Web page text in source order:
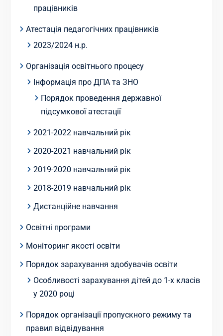
працівників
Атестація педагогічних працівників
2023/2024 н.р.
Організація освітнього процесу
Інформація про ДПА та ЗНО
Порядок проведення державної
підсумкової атестації
2021-2022 навчальний рік
2020-2021 навчальний рік
2019-2020 навчальний рік
2018-2019 навчальний рік
Дистанційне навчання
Освітні програми
Моніторинг якості освіти
Порядок зарахування здобувачів освіти
Особливості зарахування дітей до 1-х класів
у 2020 році
Порядок організації пропускного режиму та
правил відвідування